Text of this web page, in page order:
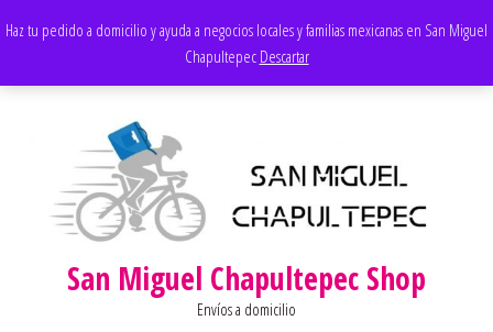
alHaz tu pedido a domicilio y ayuda a negocios locales y familias mexicanas en San Miguel
Chapultepec Descartar
San Miguel Chapultepec Shop
Envíos a domicilio